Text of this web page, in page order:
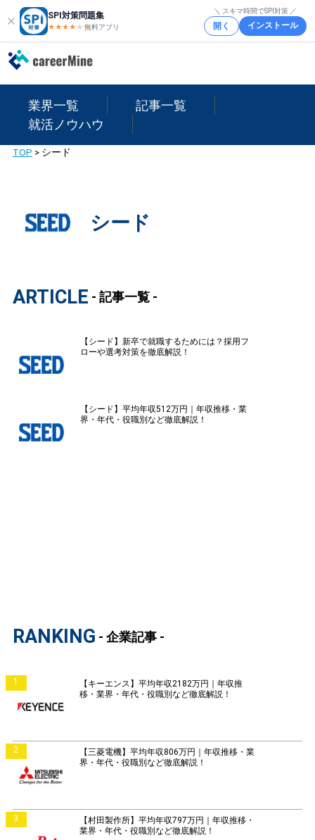
SPI対策問題集
★★★★ ★★
無料アプリ
＼ スキマ時間でSPI対策 ／
開く インストール
業界一覧
記事一覧
就活ノウハウ
TOP > シード
シード
ARTICLE - 記事一覧 -
【シード】新卒で就職するためには？採用フ
ローや選考対策を徹底解説！
【シード】平均年収512万円｜年収推移・業
界・年代・役職別など徹底解説！
RANKING - 企業記事 -
1
【キーエンス】平均年収2182万円｜年収推
移・業界・年代・役職別など徹底解説！
2
【三菱電機】平均年収806万円｜年収推移・業
界・年代・役職別など徹底解説！
3
【村田製作所】平均年収797万円｜年収推移・
業界・年代・役職別など徹底解説！